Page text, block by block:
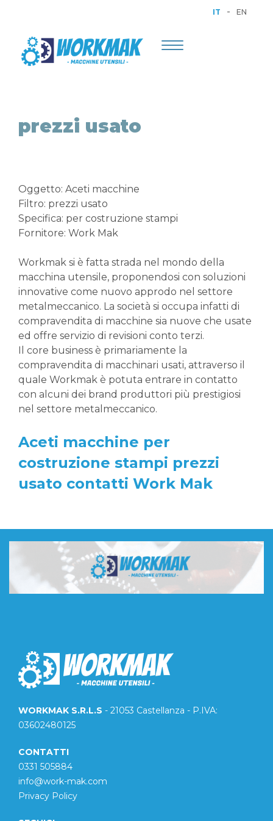
IT - EN
Toggle
prezzi usato
Oggetto: Aceti macchine
Filtro: prezzi usato
Specifica: per costruzione stampi
Fornitore: Work Mak
Workmak si è fatta strada nel mondo della
macchina utensile, proponendosi con soluzioni
innovative come nuovo approdo nel settore
metalmeccanico. La società si occupa infatti di
compravendita di macchine sia nuove che usate
ed offre servizio di revisioni conto terzi.
Il core business è primariamente la
compravendita di macchinari usati, attraverso il
quale Workmak è potuta entrare in contatto
con alcuni dei brand produttori più prestigiosi
nel settore metalmeccanico.
Aceti macchine per
costruzione stampi prezzi
usato contatti Work Mak
WORKMAK S.R.L.S - 21053 Castellanza - P.IVA:
03602480125
CONTATTI
0331 505884
info@work-mak.com
Privacy Policy